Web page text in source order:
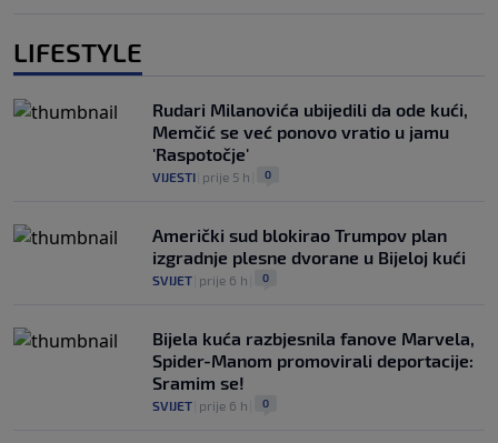
LIFESTYLE
Rudari Milanovića ubijedili da ode kući,
Memčić se već ponovo vratio u jamu
'Raspotočje'
VIJESTI prije 5 h 0
Američki sud blokirao Trumpov plan
izgradnje plesne dvorane u Bijeloj kući
SVIJET prije 6 h 0
Bijela kuća razbjesnila fanove Marvela,
Spider-Manom promovirali deportacije:
Sramim se!
SVIJET prije 6 h 0